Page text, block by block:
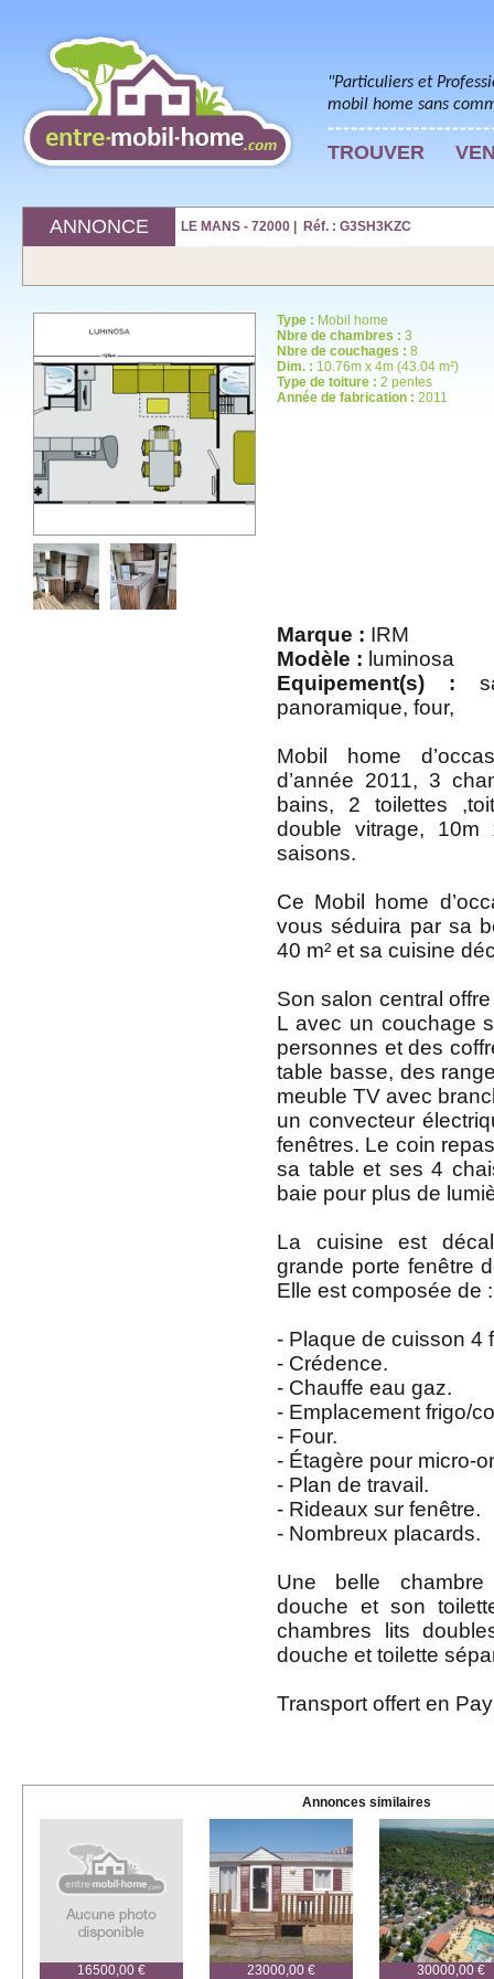
"Particuliers et
mobil home sans
TROUVER
ANNONCE LE MANS - 72000 | Réf. : G3SH3KZC
Type : Mobil home
Nbre de chambres : 3
Nbre de couchages : 8
Dim. : 10.76m x 4m (43.04 m²)
Type de toiture : 2 pentes
Année de fabrication : 2011
Marque : IRM
Modèle : luminosa
Equipement(s) :
panoramique, four,
Mobil home
d’année 2011, 3
bains, 2 toilettes
double vitrage,
saisons.
Ce Mobil home
vous séduira par sa
40 m² et sa cuisine
Son salon central
L avec un couchage
personnes et des
table basse, des
meuble TV avec
un convecteur
fenêtres. Le coin
sa table et ses 4
baie pour plus de
La cuisine est
grande porte fenêtre
Elle est composée de :
- Plaque de cuisson 4
- Crédence.
- Chauffe eau gaz.
- Emplacement frigo/
- Four.
- Étagère pour micro-
- Plan de travail.
- Rideaux sur fenêtre.
- Nombreux placards.
Une belle
douche et son
chambres lits
douche et toilette
Transport offert en
Annonces similaires
16500,00 € 23000,00 € 30000,00 €